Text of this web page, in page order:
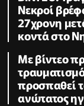
Νεκροί
27χρονη
κοντά στο
Με βίντεο
προσπαθεί
ανώτατος